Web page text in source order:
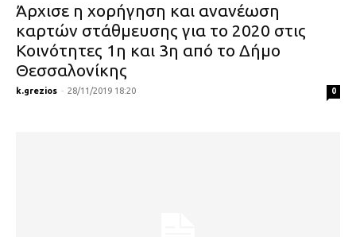
Άρχισε η χορήγηση και ανανέωση
καρτών στάθμευσης για το 2020 στις
Κοινότητες 1η και 3η από το Δήμο
Θεσσαλονίκης
k.grezios - 28/11/2019 18:20 0